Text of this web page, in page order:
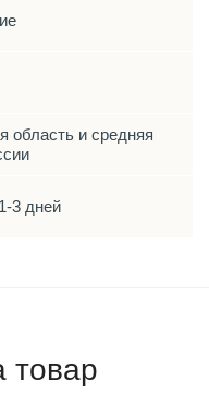
область и средняя
3 дней
товар